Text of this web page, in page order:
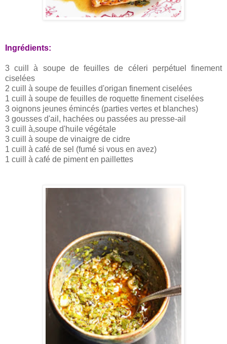
Ingrédients:
3 cuill à soupe de feuilles de céleri perpétuel finement
ciselées
2 cuill à soupe de feuilles d'origan finement ciselées
1 cuill à soupe de feuilles de roquette finement ciselées
3 oignons jeunes émincés (parties vertes et blanches)
3 gousses d'ail, hachées ou passées au presse-ail
3 cuill à,soupe d'huile végétale
3 cuill à soupe de vinaigre de cidre
1 cuill à café de sel (fumé si vous en avez)
1 cuill à café de piment en paillettes